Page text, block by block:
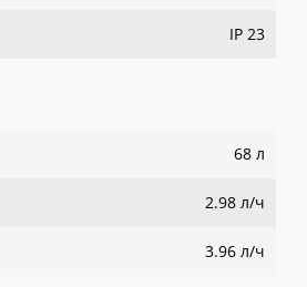
IP 23
68 л
2.98 л/ч
3.96 л/ч